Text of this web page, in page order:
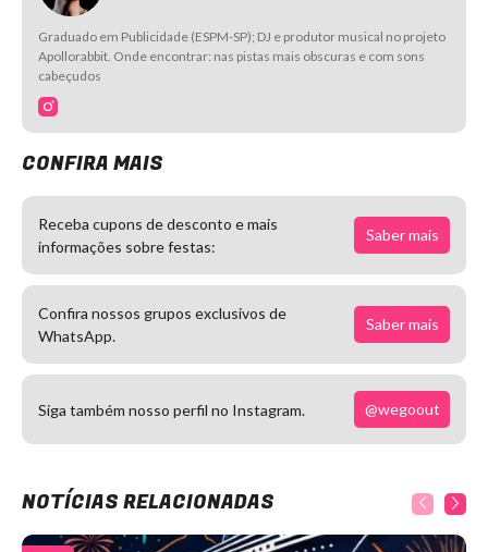
Graduado em Publicidade (ESPM-SP); DJ e produtor musical no projeto
Apollorabbit. Onde encontrar: nas pistas mais obscuras e com sons
cabeçudos
CONFIRA MAIS
Receba cupons de desconto e mais
informações sobre festas:
Saber mais
Confira nossos grupos exclusivos de
WhatsApp.
Saber mais
Siga também nosso perfil no Instagram. @wegoout
NOTÍCIAS RELACIONADAS